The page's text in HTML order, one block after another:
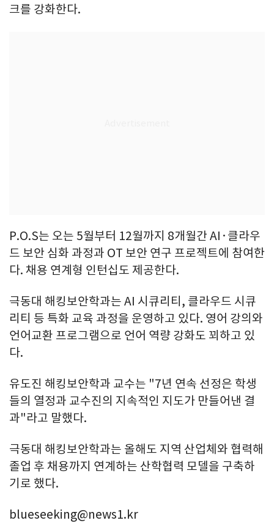
크를 강화한다.
P.O.S는 오는 5월부터 12월까지 8개월간 AI·클라우
드 보안 심화 과정과 OT 보안 연구 프로젝트에 참여한
다. 채용 연계형 인턴십도 제공한다.
극동대 해킹보안학과는 AI 시큐리티, 클라우드 시큐
리티 등 특화 교육 과정을 운영하고 있다. 영어 강의와
언어교환 프로그램으로 언어 역량 강화도 꾀하고 있
다.
유도진 해킹보안학과 교수는 "7년 연속 선정은 학생
들의 열정과 교수진의 지속적인 지도가 만들어낸 결
과"라고 말했다.
극동대 해킹보안학과는 올해도 지역 산업체와 협력해
졸업 후 채용까지 연계하는 산학협력 모델을 구축하
기로 했다.
blueseeking@news1.kr